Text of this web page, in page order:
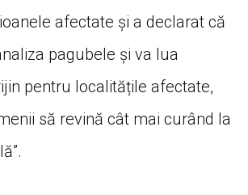
afectate și a declarat că
pagubele și va lua
pentru localitățile afectate,
să revină cât mai curând la